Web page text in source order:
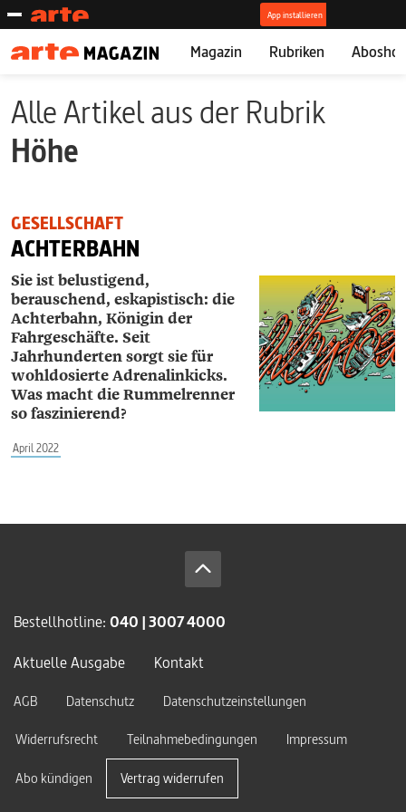
Magazin Rubriken
Alle Artikel aus der Rubrik
Höhe
GESELLSCHAFT
ACHTERBAHN
Sie ist belustigend,
berauschend, eskapistisch: die
Achterbahn, Königin der
Fahrgeschäfte. Seit
Jahrhunderten sorgt sie für
wohldosierte Adrenalinkicks.
Was macht die Rummelrenner
so faszinierend?
April 2022
Bestellhotline: 040 | 3007 4000
Aktuelle Ausgabe
Kontakt
AGB Datenschutz
Datenschutzeinstellungen
Widerrufsrecht
Teilnahmebedingungen Impressum
Abo kündigen Vertrag widerrufen